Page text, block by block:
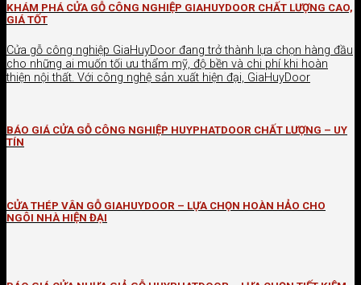
KHÁM PHÁ CỬA GỖ CÔNG NGHIỆP GIAHUYDOOR CHẤT LƯỢNG CAO,
GIÁ TỐT
Cửa gỗ công nghiệp GiaHuyDoor đang trở thành lựa chọn hàng đầu
cho những ai muốn tối ưu thẩm mỹ, độ bền và chi phí khi hoàn
thiện nội thất. Với công nghệ sản xuất hiện đại, GiaHuyDoor
BÁO GIÁ CỬA GỖ CÔNG NGHIỆP HUYPHATDOOR CHẤT LƯỢNG – UY
TÍN
CỬA THÉP VÂN GỖ GIAHUYDOOR – LỰA CHỌN HOÀN HẢO CHO
NGÔI NHÀ HIỆN ĐẠI